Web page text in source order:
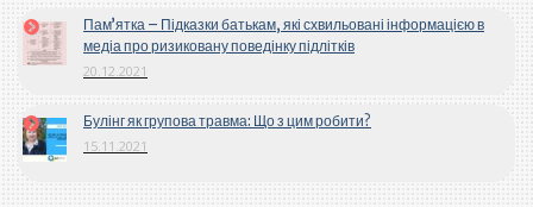
Пам’ятка – Підказки батькам, які схвильовані інформацією в
медіа про ризиковану поведінку підлітків
20.12.2021
Булінг як групова травма: Що з цим робити?
15.11.2021